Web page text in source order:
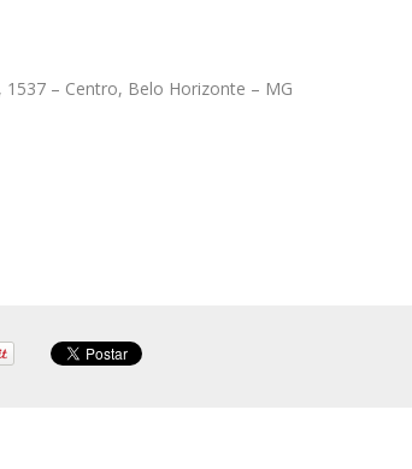
1537 – Centro, Belo Horizonte – MG